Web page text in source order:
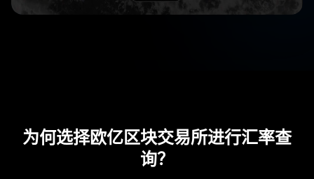
为何选择欧亿区块交易所进行汇率查
询？